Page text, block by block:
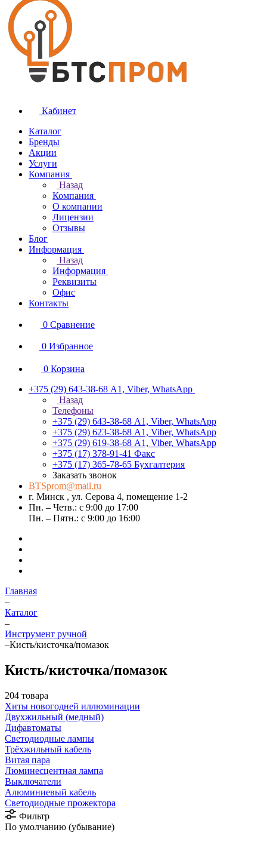
Кабинет
Каталог
Бренды
Акции
Услуги
Компания
Назад
Компания
О компании
Лицензии
Отзывы
Блог
Информация
Назад
Информация
Реквизиты
Офис
Контакты
0 Сравнение
0 Избранное
0 Корзина
+375 (29) 643-38-68 А1, Viber, WhatsApp
Назад
Телефоны
+375 (29) 643-38-68 А1, Viber, WhatsApp
+375 (29) 623-38-68 А1, Viber, WhatsApp
+375 (29) 619-38-68 А1, Viber, WhatsApp
+375 (17) 378-91-41 Факс
+375 (17) 365-78-65 Бухгалтерия
Заказать звонок
BTSprom@mail.ru
г. Минск , ул. Серова 4, помещение 1-2
Пн. – Четв.: с 9:00 до 17:00
Пн. – Пятн.: с 9:00 до 16:00
Главная
–
Каталог
–
Инструмент ручной
–Кисть/кисточка/помазок
Кисть/кисточка/помазок
204 товара
Хиты новогодней иллюминации
Двухжильный (медный)
Дифавтоматы
Светодиодные лампы
Трёхжильный кабель
Витая пара
Люминесцентная лампа
Выключатели
Алюминиевый кабель
Светодиодные прожектора
Фильтр
По умолчанию (убывание)